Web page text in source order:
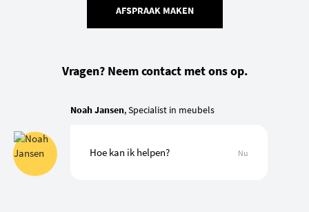
AFSPRAAK MAKEN
Vragen? Neem contact met ons op.
Noah Jansen, Specialist in meubels
Hoe kan ik helpen? Nu